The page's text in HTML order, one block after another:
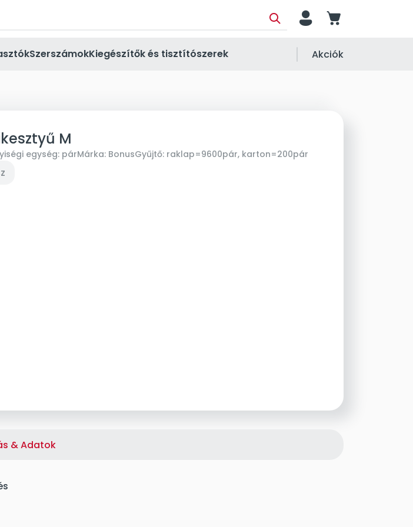
person cart
SzerszámokKiegészítők és tisztítószerek Akciók
M
egység: párMárka: BonusGyűjtő: raklap=9600pár, karton=200pár
& Adatok